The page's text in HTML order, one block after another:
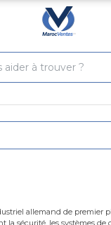
allemand de premier
la sécurité, les systèmes